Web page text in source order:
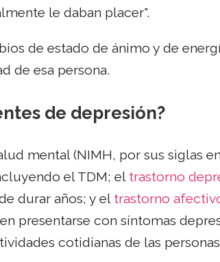
le daban placer".
de estado de ánimo y de
de esa persona.
de depresión?
mental (NIMH, por sus siglas
el TDM; el trastorno
durar años; y el trastorno
presentarse con síntomas
cotidianas de las